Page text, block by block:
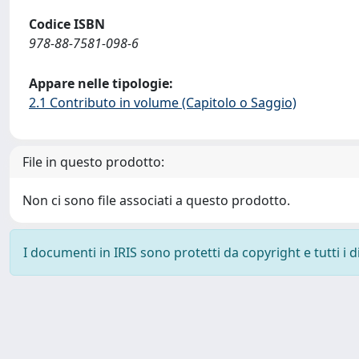
Codice ISBN
978-88-7581-098-6
Appare nelle tipologie:
2.1 Contributo in volume (Capitolo o Saggio)
File in questo prodotto:
Non ci sono file associati a questo prodotto.
I documenti in IRIS sono protetti da copyright e tutti i